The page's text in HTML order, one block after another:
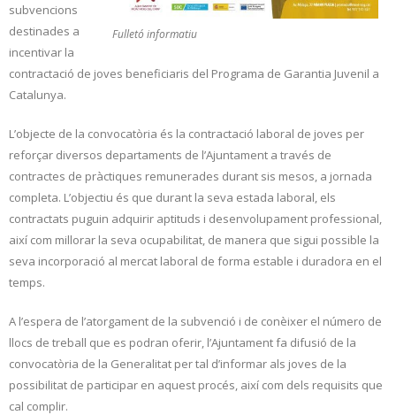
Fulletó informatiu
subvencions
destinades a
incentivar la
contractació de joves beneficiaris del Programa de Garantia Juvenil a
Catalunya.
L’objecte de la convocatòria és la contractació laboral de joves per
reforçar diversos departaments de l’Ajuntament a través de
contractes de pràctiques remunerades durant sis mesos, a jornada
completa. L’objectiu és que durant la seva estada laboral, els
contractats puguin adquirir aptituds i desenvolupament professional,
així com millorar la seva ocupabilitat, de manera que sigui possible la
seva incorporació al mercat laboral de forma estable i duradora en el
temps.
A l’espera de l’atorgament de la subvenció i de conèixer el número de
llocs de treball que es podran oferir, l’Ajuntament fa difusió de la
convocatòria de la Generalitat per tal d’informar als joves de la
possibilitat de participar en aquest procés, així com dels requisits que
cal complir.